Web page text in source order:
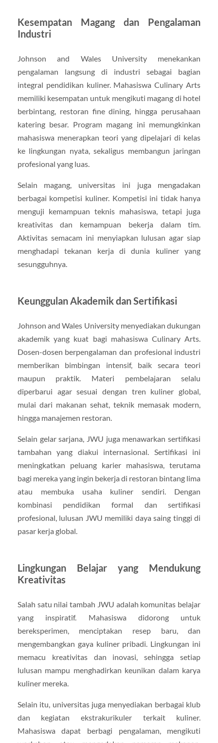
Kesempatan Magang dan Pengalaman
Industri
Johnson and Wales University menekankan
pengalaman langsung di industri sebagai bagian
integral pendidikan kuliner. Mahasiswa Culinary Arts
memiliki kesempatan untuk mengikuti magang di hotel
berbintang, restoran fine dining, hingga perusahaan
katering besar. Program magang ini memungkinkan
mahasiswa menerapkan teori yang dipelajari di kelas
ke lingkungan nyata, sekaligus membangun jaringan
profesional yang luas.
Selain magang, universitas ini juga mengadakan
berbagai kompetisi kuliner. Kompetisi ini tidak hanya
menguji kemampuan teknis mahasiswa, tetapi juga
kreativitas dan kemampuan bekerja dalam tim.
Aktivitas semacam ini menyiapkan lulusan agar siap
menghadapi tekanan kerja di dunia kuliner yang
sesungguhnya.
Keunggulan Akademik dan Sertifikasi
Johnson and Wales University menyediakan dukungan
akademik yang kuat bagi mahasiswa Culinary Arts.
Dosen-dosen berpengalaman dan profesional industri
memberikan bimbingan intensif, baik secara teori
maupun praktik. Materi pembelajaran selalu
diperbarui agar sesuai dengan tren kuliner global,
mulai dari makanan sehat, teknik memasak modern,
hingga manajemen restoran.
Selain gelar sarjana, JWU juga menawarkan sertifikasi
tambahan yang diakui internasional. Sertifikasi ini
meningkatkan peluang karier mahasiswa, terutama
bagi mereka yang ingin bekerja di restoran bintang lima
atau membuka usaha kuliner sendiri. Dengan
kombinasi pendidikan formal dan sertifikasi
profesional, lulusan JWU memiliki daya saing tinggi di
pasar kerja global.
Lingkungan Belajar yang Mendukung
Kreativitas
Salah satu nilai tambah JWU adalah komunitas belajar
yang inspiratif. Mahasiswa didorong untuk
bereksperimen, menciptakan resep baru, dan
mengembangkan gaya kuliner pribadi. Lingkungan ini
memacu kreativitas dan inovasi, sehingga setiap
lulusan mampu menghadirkan keunikan dalam karya
kuliner mereka.
Selain itu, universitas juga menyediakan berbagai klub
dan kegiatan ekstrakurikuler terkait kuliner.
Mahasiswa dapat berbagi pengalaman, mengikuti